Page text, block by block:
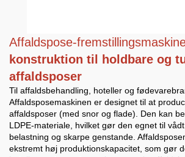
Affaldspose-
konstruktion til holdbare og
affaldsposer
Til affaldsbehandling, hoteller og
Affaldsposemaskinen er designet til at
affaldsposer (med snor og flade). Den kan
LDPE-materiale, hvilket gør den egnet til
belastning og skarpe genstande.
ekstremt høj produktionskapacitet, som gør